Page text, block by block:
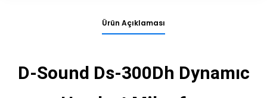
Ürün Açıklaması
D-Sound Ds-300Dh Dynamıc